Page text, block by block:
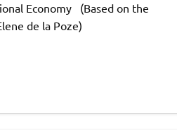
Economy (Based on the
de la Poze)